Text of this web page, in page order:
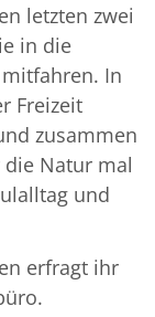
letzten zwei
in die
In
Freizeit
zusammen
Natur mal
und
erfragt ihr